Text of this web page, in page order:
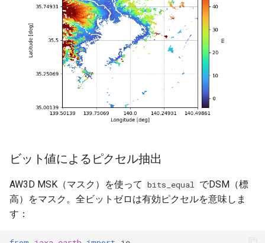
ビット値によるピクセル抽出
AW3D MSK（マスク）を使って bits_equal でDSM（標
高）をマスク。全ビットゼロは有効ピクセルを意味しま
す：